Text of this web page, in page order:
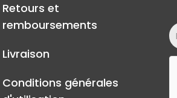
Retours et
remboursements
Livraison
Conditions générales